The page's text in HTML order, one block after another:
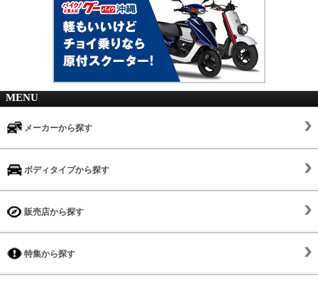
MENU
メーカーから探す
ボディタイプから探す
販売店から探す
特集から探す